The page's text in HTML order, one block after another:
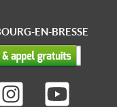
EN-BRESSE